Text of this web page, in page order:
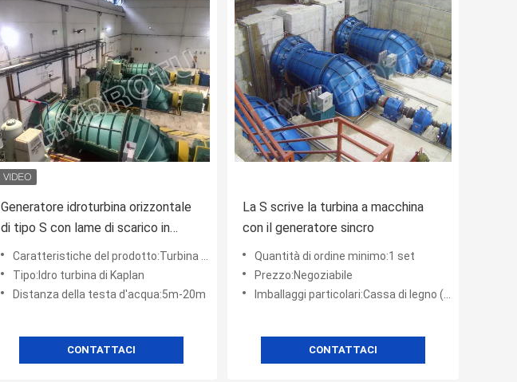
Generatore idroturbina orizzontale
di tipo S con lame di scarico in
acciaio inossidabile
Caratteristiche del prodotto:Turbina orizzontale di tipo S
Tipo:Idro turbina di Kaplan
Distanza della testa d'acqua:5m-20m
CONTATTACI
La S scrive la turbina a macchina
con il generatore sincro
Quantità di ordine minimo:1 set
Prezzo:Negoziabile
Imballaggi particolari:Cassa di legno (pacchetto Standard di esportazione)
CONTATTACI